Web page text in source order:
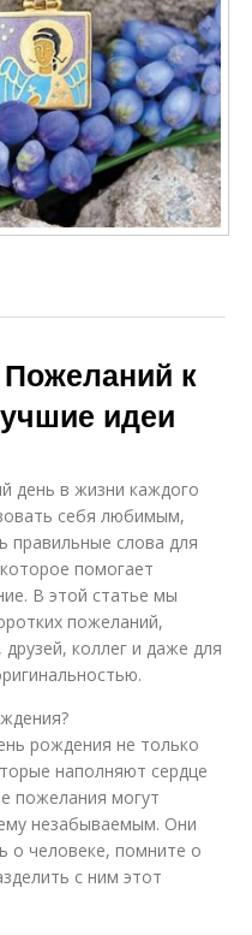
Пожеланий к
идеи
день в жизни каждого
себя любимым,
слова для
помогает
В этой статье мы
пожеланий,
коллег и даже для
рождения не только
наполняют сердце
пожелания могут
незабываемым. Они
о человеке, помните о
с ним этот